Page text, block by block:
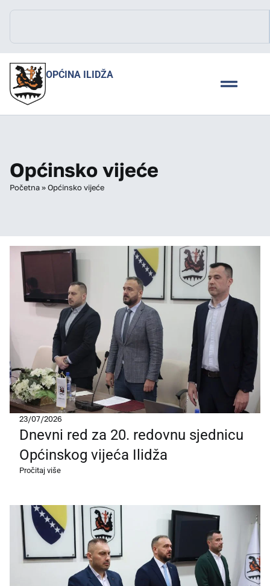
OPĆINA ILIDŽA
Općinsko vijeće
Početna»Općinsko vijeće
23/07/2026
Dnevni red za 20. redovnu sjednicu
Općinskog vijeća Ilidža
Pročitaj više